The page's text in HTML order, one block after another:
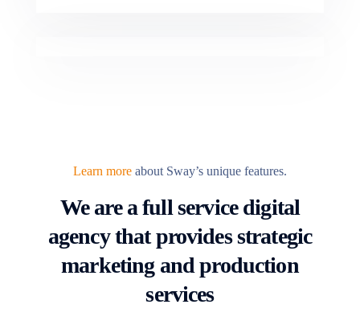
Learn more about Sway’s unique features.
We are a full service digital
agency that provides strategic
marketing and production
services